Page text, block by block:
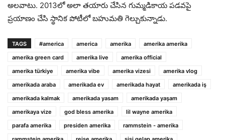
అలవాటు. 2013లో అలా తయారు చేసిన గుమ్మడికాయ పడవపై
ప్రయాణం చేసి స్థానిక పోటీలో బహుమతి గెల్చుకున్నాడు.
TAGS #america america amerika
amerika amerika
amerika green card
amerika live
amerika official
amerika türkiye
amerika vibe amerika vizesi
amerika vlog
amerikada araba
amerikada ev amerikada hayat
amerikada iş
amerikada kalmak
amerikada yasam
amerikada yaşam
amerikaya vize
god bless amerika
lil wayne amerika
parafa amerika
presiden amerika
rammstein - amerika